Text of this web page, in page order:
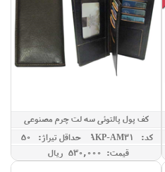
کف پول پالتوئی سه لت چرم مصنوعی
کد: AKP-AM31
حداقل تيراژ: 50
قیمت: 530,000 ريال